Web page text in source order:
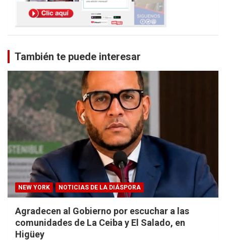
También te puede interesar
NEW YORK NOTICIAS DE LA DIÁSPORA
Agradecen al Gobierno por escuchar a las
comunidades de La Ceiba y El Salado, en
Higüey